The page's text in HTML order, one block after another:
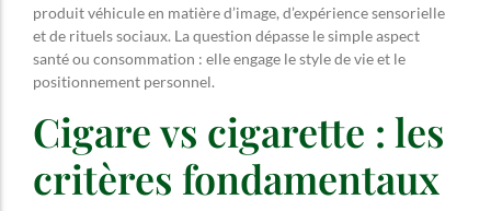
produit véhicule en matière d’image, d’expérience sensorielle
et de rituels sociaux. La question dépasse le simple aspect
santé ou consommation : elle engage le style de vie et le
positionnement personnel.
Cigare vs cigarette : les
critères fondamentaux